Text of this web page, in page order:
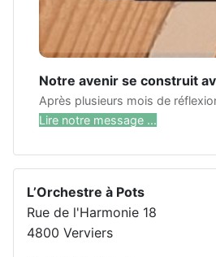
Notre avenir se construit
Après plusieurs mois de
Lire notre message ...
L’Orchestre à Pots
Rue de l'Harmonie 18
4800 Verviers